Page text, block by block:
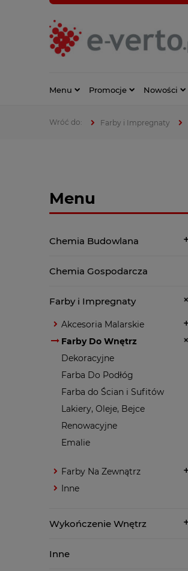
Menu Promocje Nowości
Farby i Impregnaty
Menu
Chemia Budowlana
Chemia Gospodarcza
Farby i Impregnaty
Akcesoria Malarskie
Farby Do Wnętrz
Dekoracyjne
Farba Do Podłóg
Farba do Ścian i Sufitów
Lakiery, Oleje, Bejce
Renowacyjne
Emalie
Farby Na Zewnątrz
Inne
Wykończenie Wnętrz
Inne